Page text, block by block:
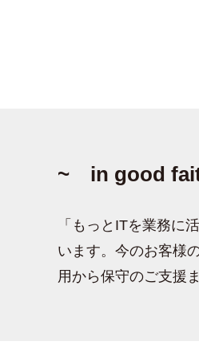
~ in good
「もっとITを業務に
います。今のお客様
用から保守のご支援